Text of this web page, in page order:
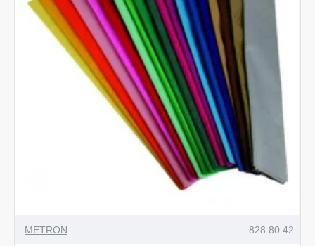
METRON 828.80.42